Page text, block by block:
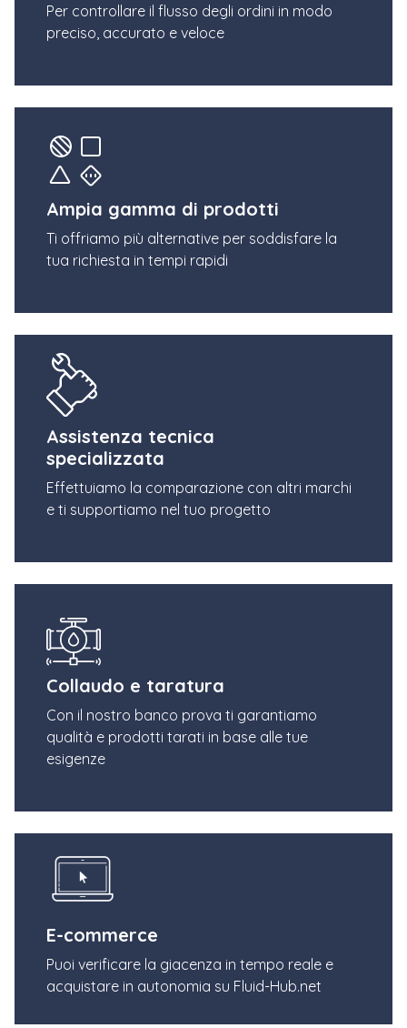
Per controllare il flusso degli ordini in modo
preciso, accurato e veloce
Ampia gamma di prodotti
Ti offriamo più alternative per soddisfare la
tua richiesta in tempi rapidi
Assistenza tecnica
specializzata
Effettuiamo la comparazione con altri marchi
e ti supportiamo nel tuo progetto
Collaudo e taratura
Con il nostro banco prova ti garantiamo
qualità e prodotti tarati in base alle tue
esigenze
E-commerce
Puoi verificare la giacenza in tempo reale e
acquistare in autonomia su Fluid-Hub.net